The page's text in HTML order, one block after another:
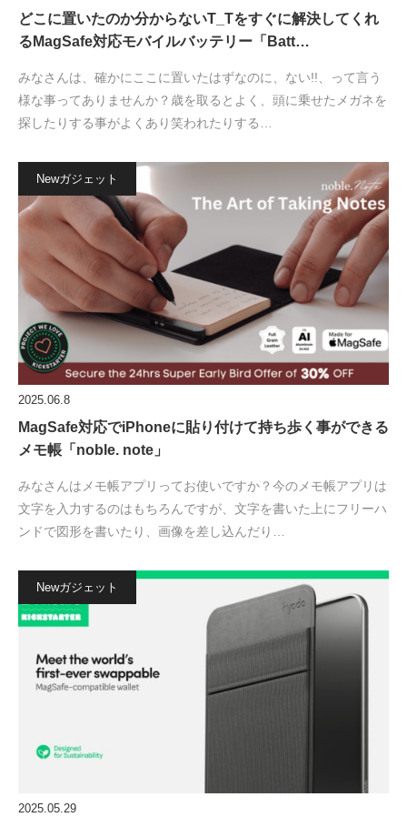
どこに置いたのか分からないT_Tをすぐに解決してくれ
るMagSafe対応モバイルバッテリー「Batt…
みなさんは、確かにここに置いたはずなのに、ない!!、って言う
様な事ってありませんか？歳を取るとよく、頭に乗せたメガネを
探したりする事がよくあり笑われたりする…
Newガジェット
2025.06.8
MagSafe対応でiPhoneに貼り付けて持ち歩く事ができる
メモ帳「noble. note」
みなさんはメモ帳アプリってお使いですか？今のメモ帳アプリは
文字を入力するのはもちろんですが、文字を書いた上にフリーハ
ンドで図形を書いたり、画像を差し込んだり…
Newガジェット
2025.05.29